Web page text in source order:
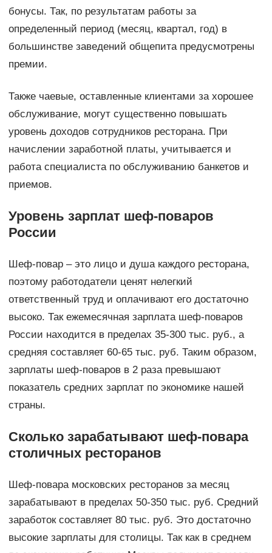
бонусы. Так, по результатам работы за
определенный период (месяц, квартал, год) в
большинстве заведений общепита предусмотрены
премии.
Также чаевые, оставленные клиентами за хорошее
обслуживание, могут существенно повышать
уровень доходов сотрудников ресторана. При
начислении заработной платы, учитывается и
работа специалиста по обслуживанию банкетов и
приемов.
Уровень зарплат шеф-поваров
России
Шеф-повар – это лицо и душа каждого ресторана,
поэтому работодатели ценят нелегкий
ответственный труд и оплачивают его достаточно
высоко. Так ежемесячная зарплата шеф-поваров
России находится в пределах 35-300 тыс. руб., а
средняя составляет 60-65 тыс. руб. Таким образом,
зарплаты шеф-поваров в 2 раза превышают
показатель средних зарплат по экономике нашей
страны.
Сколько зарабатывают шеф-повара
столичных ресторанов
Шеф-повара московских ресторанов за месяц
зарабатывают в пределах 50-350 тыс. руб. Средний
заработок составляет 80 тыс. руб. Это достаточно
высокие зарплаты для столицы. Так как в среднем